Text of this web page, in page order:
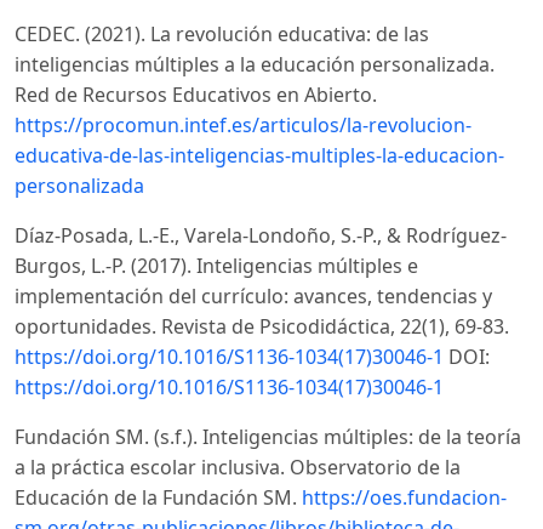
CEDEC. (2021). La revolución educativa: de las
inteligencias múltiples a la educación personalizada.
Red de Recursos Educativos en Abierto.
https://procomun.intef.es/articulos/la-revolucion-
educativa-de-las-inteligencias-multiples-la-educacion-
personalizada
Díaz-Posada, L.-E., Varela-Londoño, S.-P., & Rodríguez-
Burgos, L.-P. (2017). Inteligencias múltiples e
implementación del currículo: avances, tendencias y
oportunidades. Revista de Psicodidáctica, 22(1), 69-83.
https://doi.org/10.1016/S1136-1034(17)30046-1 DOI:
https://doi.org/10.1016/S1136-1034(17)30046-1
Fundación SM. (s.f.). Inteligencias múltiples: de la teoría
a la práctica escolar inclusiva. Observatorio de la
Educación de la Fundación SM. https://oes.fundacion-